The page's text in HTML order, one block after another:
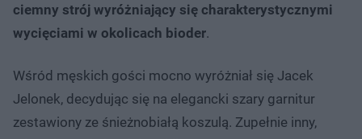
ciemny strój wyróżniający się charakterystycznymi
wycięciami w okolicach bioder.
Wśród męskich gości mocno wyróżniał się Jacek
Jelonek, decydując się na elegancki szary garnitur
zestawiony ze śnieżnobiałą koszulą. Zupełnie inny,